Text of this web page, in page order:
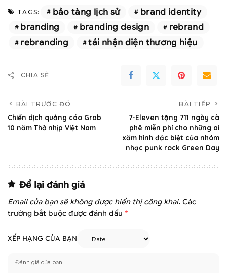
TAGS: bảo tàng lịch sử
brand identity
branding
branding design
rebrand
rebranding
tái nhận diện thương hiệu
CHIA SẺ
BÀI TRƯỚC ĐÓ
Chiến dịch quảng cáo Grab
10 năm Thở nhịp Việt Nam
BÀI TIẾP
7-Eleven tặng 711 ngày cà
phê miễn phí cho những ai
xăm hình đặc biệt của nhóm
nhạc punk rock Green Day
Để lại đánh giá
Email của bạn sẽ không được hiển thị công khai. Các
trường bắt buộc được đánh dấu *
XẾP HẠNG CỦA BẠN